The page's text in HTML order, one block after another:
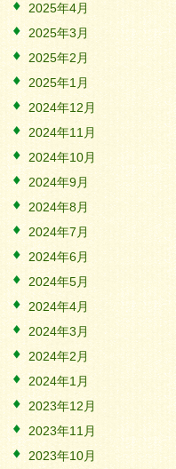
2025年4月
2025年3月
2025年2月
2025年1月
2024年12月
2024年11月
2024年10月
2024年9月
2024年8月
2024年7月
2024年6月
2024年5月
2024年4月
2024年3月
2024年2月
2024年1月
2023年12月
2023年11月
2023年10月